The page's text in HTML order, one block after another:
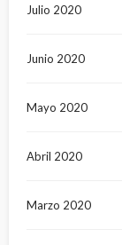
Julio 2020
Junio 2020
Mayo 2020
Abril 2020
Marzo 2020